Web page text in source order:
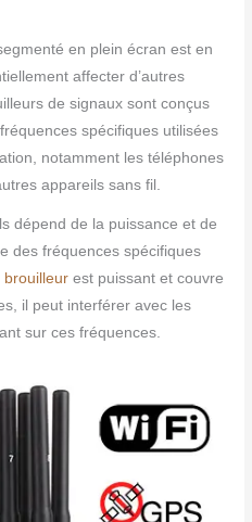
en plein écran est en
affecter d’autres
de signaux sont conçus
spécifiques utilisées
notamment les téléphones
appareils sans fil.
dépend de la puissance et de
des fréquences spécifiques
brouilleur est puissant et couvre
il peut interférer avec les
sur ces fréquences.